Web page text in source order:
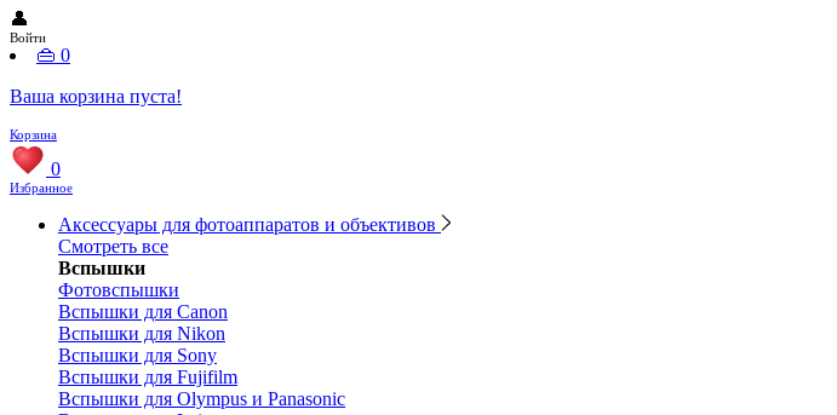
👤
Войти
👜 0
Ваша корзина пуста!
Корзина
0
Избранное
Аксессуары для фотоаппаратов и объективов
Смотреть все
Вспышки
Фотовспышки
Вспышки для Canon
Вспышки для Nikon
Вспышки для Sony
Вспышки для Fujifilm
Вспышки для Olympus и Panasonic